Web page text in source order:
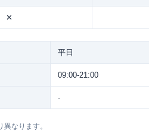
✕
平日
09:00-21:00
-
なります。